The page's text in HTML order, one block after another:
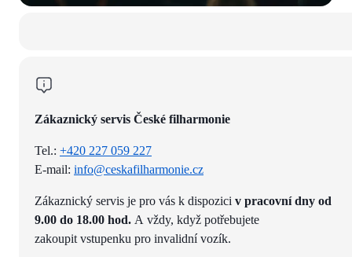
Zákaznický servis České filharmonie
Tel.: +420 227 059 227
E-mail: info@ceskafilharmonie.cz
Zákaznický servis je pro vás k dispozici v pracovní dny od
9.00 do 18.00 hod. A vždy, když potřebujete
zakoupit vstupenku pro invalidní vozík.